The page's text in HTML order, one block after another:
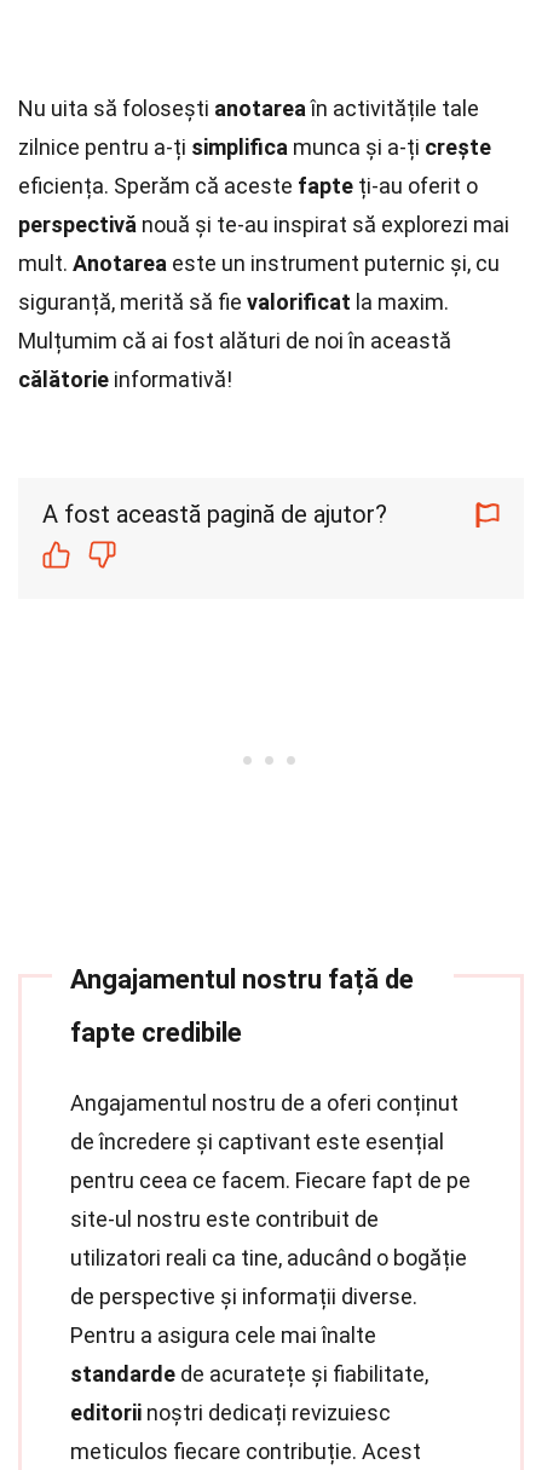
Nu uita să folosești anotareaîn activitățile tale
zilnice pentru a-ți simplifica munca și a-ți crește
eficiența. Sperăm că aceste fapte ți-au oferit o
perspectivă nouă și te-au inspirat să explorezi mai
mult. Anotarea este un instrument puternic și, cu
siguranță, merită să fie valorificat la maxim.
Mulțumim că ai fost alături de noi în această
călătorie informativă!
A fost această pagină de ajutor?
Angajamentul nostru față de
fapte credibile
Angajamentul nostru de a oferi conținut
de încredere și captivant este esențial
pentru ceea ce facem. Fiecare fapt de pe
site-ul nostru este contribuit de
utilizatori reali ca tine, aducând o bogăție
de perspective și informații diverse.
Pentru a asigura cele mai înalte
standarde de acuratețe și fiabilitate,
editorii noștri dedicați revizuiesc
meticulos fiecare contribuție. Acest